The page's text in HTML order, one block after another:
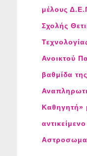
μέλους
Σχολής
Ανοικτού
βαθμίδα
Καθηγητή»